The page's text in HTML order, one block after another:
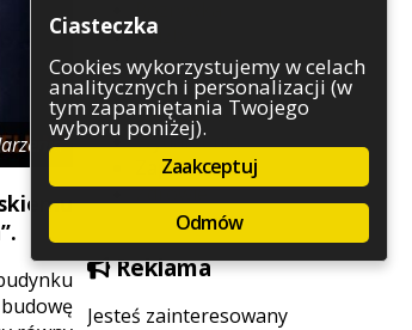
Służby
Sport
Środowisko
Szkolnictwo
Wydarzenia
Zapowiedzi
Zdrowie
Reklama
Jesteś zainteresowany
Ciasteczka
Cookies wykorzystujemy w celach
analitycznych i personalizacji (w
tym zapamiętania Twojego
wyboru poniżej).
Zaakceptuj
Odmów